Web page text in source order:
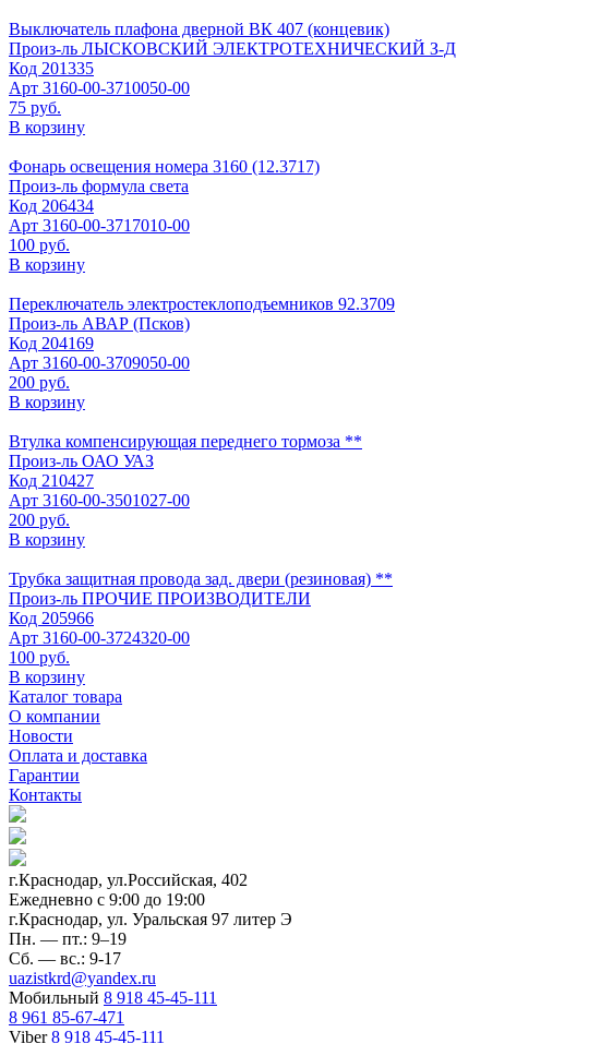
Выключатель плафона дверной ВК 407 (концевик)
Произ-ль ЛЫСКОВСКИЙ ЭЛЕКТРОТЕХНИЧЕСКИЙ З-Д
Код 201335
Арт 3160-00-3710050-00
75 руб.
В корзину
Фонарь освещения номера 3160 (12.3717)
Произ-ль формула света
Код 206434
Арт 3160-00-3717010-00
100 руб.
В корзину
Переключатель электростеклоподъемников 92.3709
Произ-ль АВАР (Псков)
Код 204169
Арт 3160-00-3709050-00
200 руб.
В корзину
Втулка компенсирующая переднего тормоза **
Произ-ль ОАО УАЗ
Код 210427
Арт 3160-00-3501027-00
200 руб.
В корзину
Трубка защитная провода зад. двери (резиновая) **
Произ-ль ПРОЧИЕ ПРОИЗВОДИТЕЛИ
Код 205966
Арт 3160-00-3724320-00
100 руб.
В корзину
Каталог товара
О компании
Новости
Оплата и доставка
Гарантии
Контакты
г.Краснодар, ул.Российская, 402
Ежедневно c 9:00 до 19:00
г.Краснодар, ул. Уральская 97 литер Э
Пн. — пт.: 9–19
Сб. — вс.: 9-17
uazistkrd@yandex.ru
Мобильный 8 918 45-45-111
8 961 85-67-471
Viber8 918 45-45-111